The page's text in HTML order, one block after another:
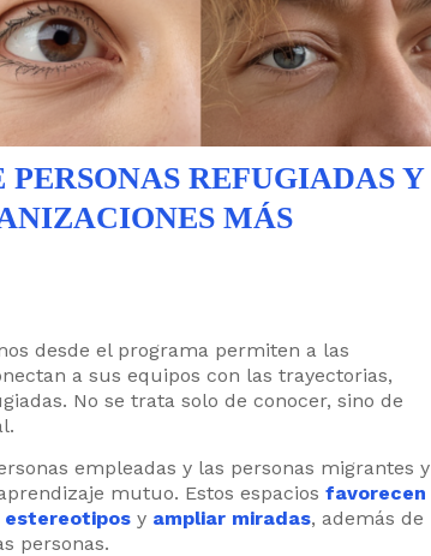
REFUGIADAS Y
MÁS
desde el programa permiten a las
a sus equipos con las trayectorias,
No se trata solo de conocer, sino de
empleadas y las personas migrantes y
mutuo. Estos espacios favorecen
estereotipos y ampliar miradas, además de
personas.